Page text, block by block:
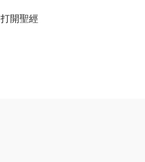
打開聖經